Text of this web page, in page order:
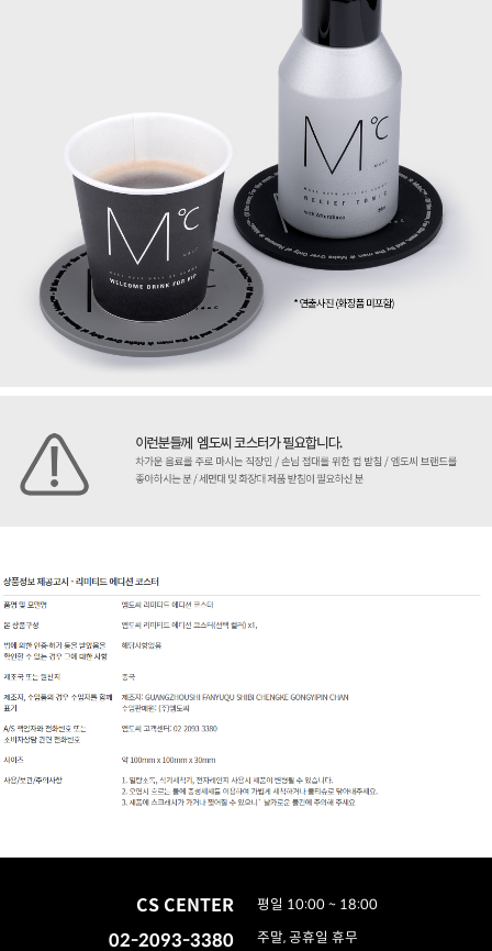
CS CENTER
02-2093-3380
평일 10:00 ~ 18:00
주말, 공휴일 휴무